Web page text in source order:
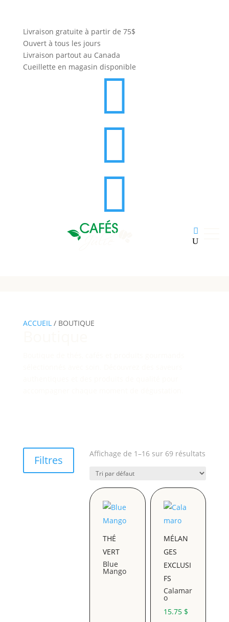
Livraison gratuite à partir de 75$
Ouvert à tous les jours
Livraison partout au Canada
Cueillette en magasin disponible



ACCUEIL/ BOUTIQUE
Filtres Affichage de 1–16 sur 69 résultats
THÉ
VERT
Blue
Mango
MÉLAN
GES
EXCLUSI
FS
Calamar
o
15.75 $